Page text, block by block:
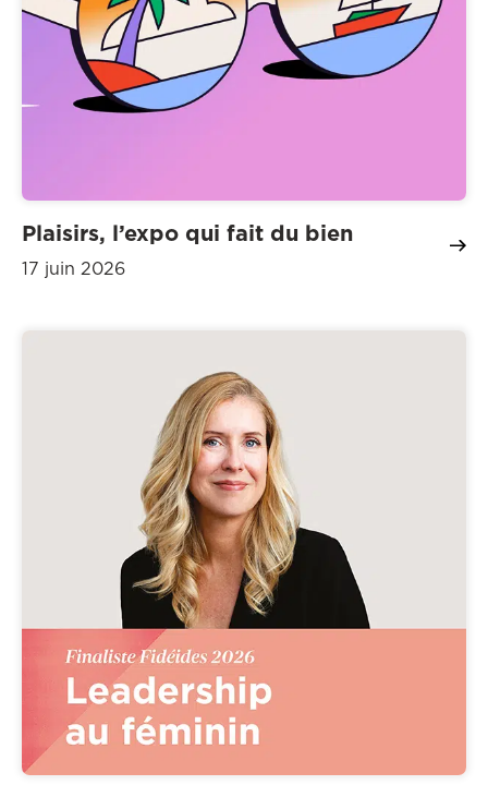
Plaisirs, l’expo qui fait du bien
17 juin 2026